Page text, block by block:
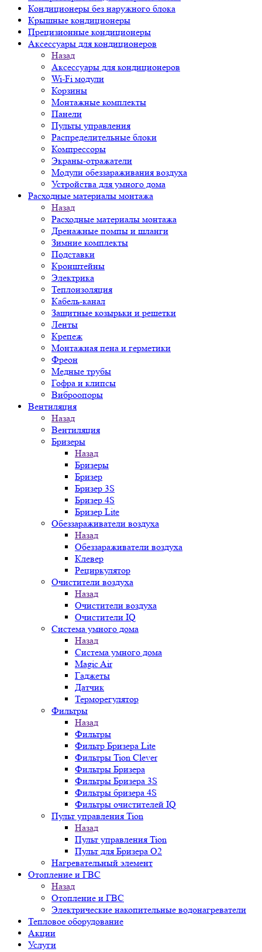
Кондиционеры без наружного блока
Крышные кондиционеры
Прецизионные кондиционеры
Аксессуары для кондиционеров
Назад
Аксессуары для кондиционеров
Wi-Fi модули
Корзины
Монтажные комплекты
Панели
Пульты управления
Распределительные блоки
Компрессоры
Экраны-отражатели
Модули обеззараживания воздуха
Устройства для умного дома
Расходные материалы монтажа
Назад
Расходные материалы монтажа
Дренажные помпы и шланги
Зимние комплекты
Подставки
Кронштейны
Электрика
Теплоизоляция
Кабель-канал
Защитные козырьки и решетки
Ленты
Крепеж
Монтажная пена и герметики
Фреон
Медные трубы
Гофра и клипсы
Виброопоры
Вентиляция
Назад
Вентиляция
Бризеры
Назад
Бризеры
Бризер
Бризер 3S
Бризер 4S
Бризер Lite
Обеззараживатели воздуха
Назад
Обеззараживатели воздуха
Клевер
Рециркулятор
Очистители воздуха
Назад
Очистители воздуха
Очистители IQ
Система умного дома
Назад
Система умного дома
Magic Air
Гаджеты
Датчик
Терморегулятор
Фильтры
Назад
Фильтры
Фильтр Бризера Lite
Фильтры Tion Clever
Фильтры Бризера
Фильтры Бризера 3S
Фильтры бризера 4S
Фильтры очистителей IQ
Пульт управления Tion
Назад
Пульт управления Tion
Пульт для Бризера O2
Нагревательный элемент
Отопление и ГВС
Назад
Отопление и ГВС
Электрические накопительные водонагреватели
Тепловое оборудование
Акции
Услуги